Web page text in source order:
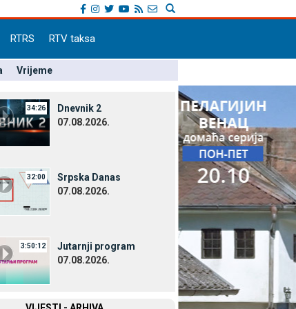
RTRS RTV taksa
Vrijeme
34:26
Dnevnik 2
07.08.2026.
32:00
Srpska Danas
07.08.2026.
3:50:12
Јutarnji program
07.08.2026.